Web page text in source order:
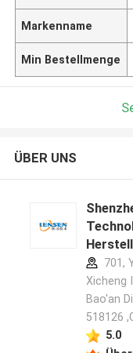
Markenname
Min Bestellmenge
ÜBER UNS
701,
Xicheng
Bao'an
518126
5.0